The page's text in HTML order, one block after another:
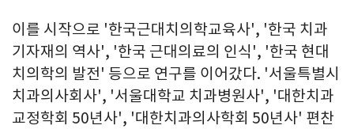
이를 시작으로 '한국근대치의학교육사', '한국 치과
기자재의 역사', '한국 근대의료의 인식', '한국 현대
치의학의 발전' 등으로 연구를 이어갔다. '서울특별시
치과의사회사', '서울대학교 치과병원사', '대한치과
교정학회 50년사', '대한치과의사학회 50년사' 편찬